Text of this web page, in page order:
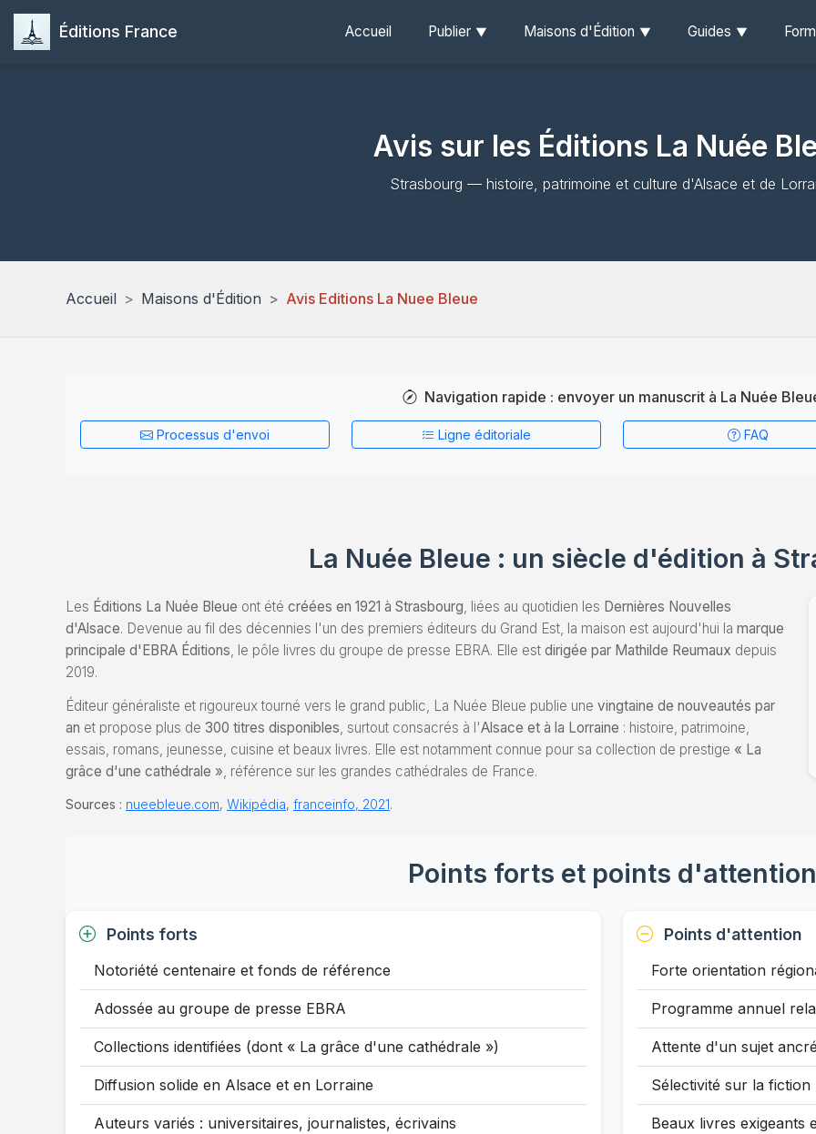
Éditions France Accueil Publier Maisons d'Édition Guides
Avis sur les Éditions La Nuée
Strasbourg — histoire, patrimoine et culture d'Alsace et de
Accueil Maisons d'Édition Avis Editions La Nuee Bleue
Navigation rapide : envoyer un manuscrit à La Nuée
Processus d'envoi Ligne éditoriale FAQ
La Nuée Bleue : un siècle d'édition à
Les Éditions La Nuée Bleue ont été créées en 1921 à Strasbourg, liées au quotidien les Dernières Nouvelles
d'Alsace. Devenue au fil des décennies l'un des premiers éditeurs du Grand Est, la maison est aujourd'hui la marque
principale d'EBRA Éditions, le pôle livres du groupe de presse EBRA. Elle est dirigée par Mathilde Reumaux depuis
2019.
Éditeur généraliste et rigoureux tourné vers le grand public, La Nuée Bleue publie une vingtaine de nouveautés par
an et propose plus de 300 titres disponibles , surtout consacrés à l'Alsace et à la Lorraine : histoire, patrimoine,
essais, romans, jeunesse, cuisine et beaux livres. Elle est notamment connue pour sa collection de prestige « La
grâce d'une cathédrale » , référence sur les grandes cathédrales de France.
Sources : nueebleue.com, Wikipédia, franceinfo, 2021.
Points forts et points d'attention
Points forts
Notoriété centenaire et fonds de référence
Adossée au groupe de presse EBRA
Collections identifiées (dont « La grâce d'une cathédrale »)
Diffusion solide en Alsace et en Lorraine
Auteurs variés : universitaires, journalistes, écrivains
Points d'attention
Forte orientation
Programme annuel
Attente d'un sujet
Sélectivité sur la fiction
Beaux livres exigeants